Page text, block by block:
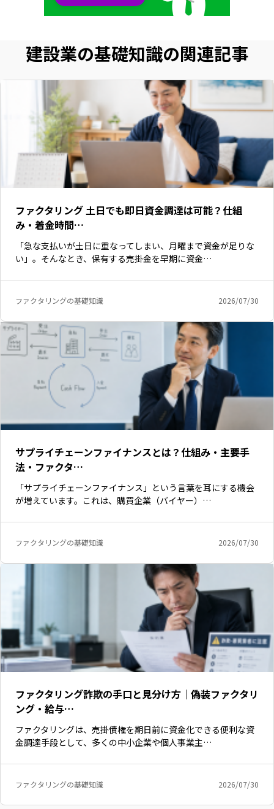
建設業の基礎知識の関連記事
ファクタリング 土日でも即日資金調達は可能？仕組
み・着金時間…
「急な支払いが土日に重なってしまい、月曜まで資金が足りな
い」。そんなとき、保有する売掛金を早期に資金…
ファクタリングの基礎知識 2026/07/30
サプライチェーンファイナンスとは？仕組み・主要手
法・ファクタ…
「サプライチェーンファイナンス」という言葉を耳にする機会
が増えています。これは、購買企業（バイヤー）…
ファクタリングの基礎知識 2026/07/30
ファクタリング詐欺の手口と見分け方｜偽装ファクタリ
ング・給与…
ファクタリングは、売掛債権を期日前に資金化できる便利な資
金調達手段として、多くの中小企業や個人事業主…
ファクタリングの基礎知識 2026/07/30